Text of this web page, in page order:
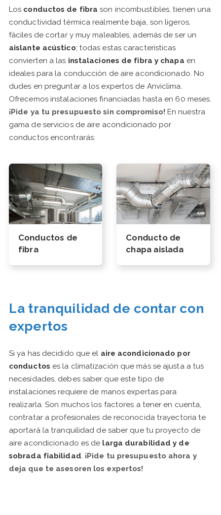
Los conductos de fibra son incombustibles, tienen una
conductividad térmica realmente baja, son ligeros,
fáciles de cortar y muy maleables, además de ser un
aislante acústico; todas estas características
convierten a las instalaciones de fibra y chapa en
ideales para la conducción de aire acondicionado. No
dudes en preguntar a los expertos de Anviclima.
Ofrecemos instalaciones financiadas hasta en 60 meses.
¡Pide ya tu presupuesto sin compromiso! En nuestra
gama de servicios de aire acondicionado por
conductos encontrarás:
Conductos de
fibra
Conducto de
chapa aislada
La tranquilidad de contar con
expertos
Si ya has decidido que el aire acondicionado por
conductos es la climatización que más se ajusta a tus
necesidades, debes saber que este tipo de
instalaciones requiere de manos expertas para
realizarla. Son muchos los factores a tener en cuenta,
contratar a profesionales de reconocida trayectoria te
aportará la tranquilidad de saber que tu proyecto de
aire acondicionado es de larga durabilidad y de
sobrada fiabilidad. ¡Pide tu presupuesto ahora y
deja que te asesoren los expertos!